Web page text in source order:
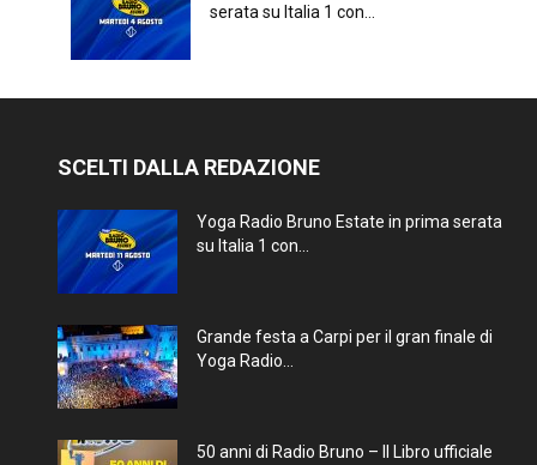
serata su Italia 1 con...
SCELTI DALLA REDAZIONE
Yoga Radio Bruno Estate in prima serata
su Italia 1 con...
Grande festa a Carpi per il gran finale di
Yoga Radio...
50 anni di Radio Bruno – Il Libro ufficiale